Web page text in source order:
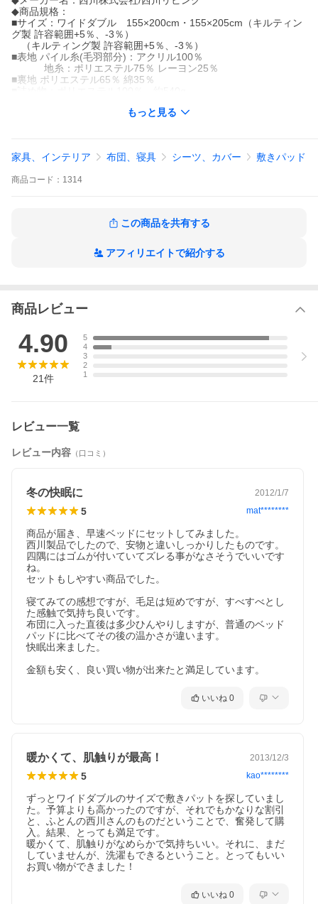
◆商品規格：
■サイズ：ワイドダブル 155×200cm・155×205cm（キルティン
グ製 許容範囲+5％、-3％）
（キルティング製 許容範囲+5％、-3％）
■表地 パイル糸(毛羽部分)：アクリル100％
地糸：ポリエステル75％ レーヨン25％
■裏地 ポリエステル65％ 綿35％
※サイズによって若干色が異なります。予めご了承下さいませ。
この商品のサイズ展開
ジュニア
90×180cm
セミシングル
80×200cm
シングル
120×205cm 140×205cm 155×205cm
クイーン
160×205cm
キング
180×205cm
もっと見る
家具、インテリア 布団、寝具 シーツ、カバー 敷きパッド
商品 コード： 1314
この商品を共有する
アフィリエイトで紹介する
商品レビュー
4.90
21件
5
4
3
2
1
レビュー一覧
レビュー内容 （口コミ）
冬の快眠に 2012/1/7
5 mat********
商品が届き、早速ベッドにセットしてみました。
西川製品でしたので、安物と違いしっかりしたものです。
四隅にはゴムが付いていてズレる事がなさそうでいいです
ね。
セットもしやすい商品でした。
寝てみての感想ですが、毛足は短めですが、すべすべとし
た感触で気持ち良いです。
布団に入った直後は多少ひんやりしますが、普通のベッド
パッドに比べてその後の温かさが違います。
快眠出来ました。
金額も安く、良い買い物が出来たと満足しています。
いいね 0
暖かくて、肌触りが最高！ 2013/12/3
5 kao********
ずっとワイドダブルのサイズで敷きパットを探していまし
た。予算よりも高かったのですが、それでもかなりな割引
と、ふとんの西川さんのものだということで、奮発して購
入。結果、とっても満足です。
暖かくて、肌触りがなめらかで気持ちいい。それに、まだ
していませんが、洗濯もできるということ。とってもいい
お買い物ができました！
いいね 0